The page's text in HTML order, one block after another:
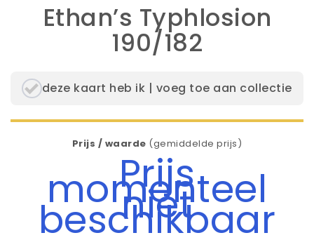
Ethan’s Typhlosion
190/182
deze kaart heb ik | voeg toe aan collectie
Prijs / waarde (gemiddelde prijs)
Prijs
momenteel
niet
beschikbaar